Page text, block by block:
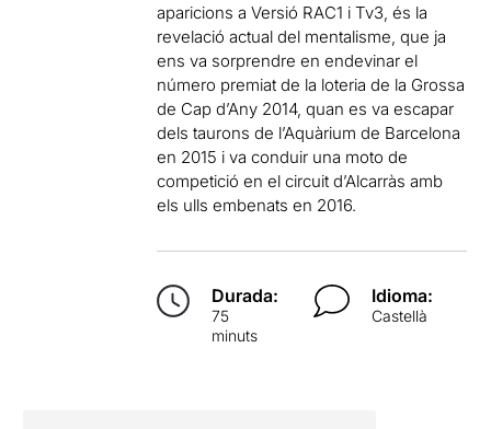
aparicions a Versió RAC1 i Tv3, és la
revelació actual del mentalisme, que ja
ens va sorprendre en endevinar el
número premiat de la loteria de la Grossa
de Cap d’Any 2014, quan es va escapar
dels taurons de l’Aquàrium de Barcelona
en 2015 i va conduir una moto de
competició en el circuit d’Alcarràs amb
els ulls embenats en 2016.
Durada:
75
minuts
Idioma:
Castellà